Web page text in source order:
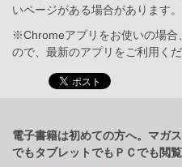
いページがある場合があります。
※Chromeアプリをお使いの場合
ので、最新のアプリをご利用くだ
電子書籍は初めての方へ。マガ
でもタブレットでもＰＣでも閲覧